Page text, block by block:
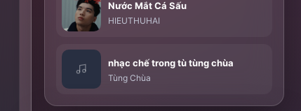
Nước Mắt Cá Sấu
HIEUTHUHAI
nhạc chế trong tù tùng chùa
Tùng Chùa